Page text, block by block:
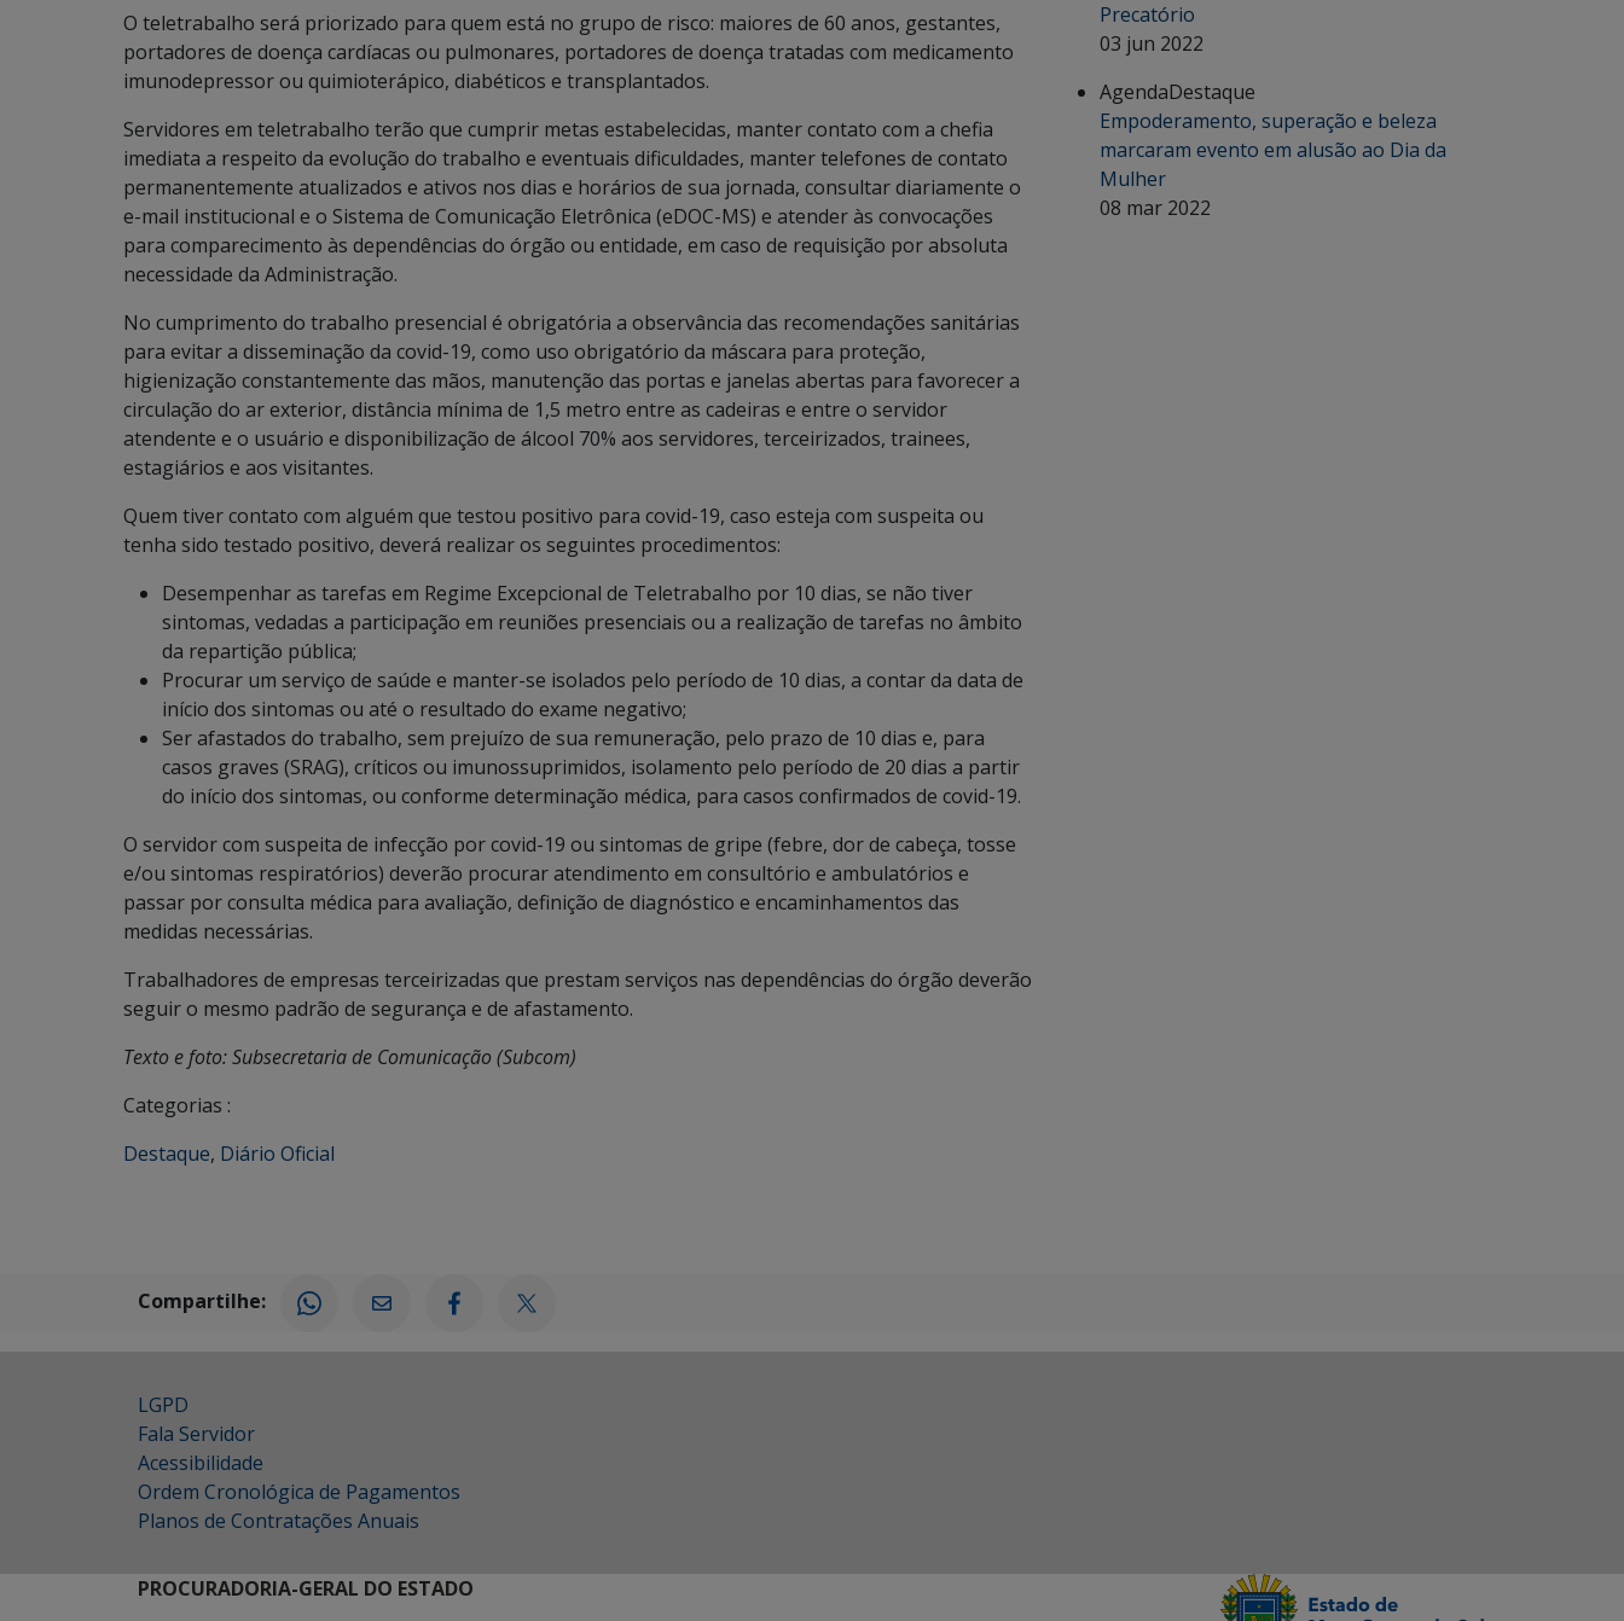
O teletrabalho será priorizado para quem está no grupo de risco: maiores de 60 anos, gestantes,
portadores de doença cardíacas ou pulmonares, portadores de doença tratadas com medicamento
imunodepressor ou quimioterápico, diabéticos e transplantados.
Servidores em teletrabalho terão que cumprir metas estabelecidas, manter contato com a chefia
imediata a respeito da evolução do trabalho e eventuais dificuldades, manter telefones de contato
permanentemente atualizados e ativos nos dias e horários de sua jornada, consultar diariamente o
e-mail institucional e o Sistema de Comunicação Eletrônica (eDOC-MS) e atender às convocações
para comparecimento às dependências do órgão ou entidade, em caso de requisição por absoluta
necessidade da Administração.
No cumprimento do trabalho presencial é obrigatória a observância das recomendações sanitárias
para evitar a disseminação da covid-19, como uso obrigatório da máscara para proteção,
higienização constantemente das mãos, manutenção das portas e janelas abertas para favorecer a
circulação do ar exterior, distância mínima de 1,5 metro entre as cadeiras e entre o servidor
atendente e o usuário e disponibilização de álcool 70% aos servidores, terceirizados, trainees,
estagiários e aos visitantes.
Quem tiver contato com alguém que testou positivo para covid-19, caso esteja com suspeita ou
tenha sido testado positivo, deverá realizar os seguintes procedimentos:
Desempenhar as tarefas em Regime Excepcional de Teletrabalho por 10 dias, se não tiver
sintomas, vedadas a participação em reuniões presenciais ou a realização de tarefas no âmbito
da repartição pública;
Procurar um serviço de saúde e manter-se isolados pelo período de 10 dias, a contar da data de
início dos sintomas ou até o resultado do exame negativo;
Ser afastados do trabalho, sem prejuízo de sua remuneração, pelo prazo de 10 dias e, para
casos graves (SRAG), críticos ou imunossuprimidos, isolamento pelo período de 20 dias a partir
do início dos sintomas, ou conforme determinação médica, para casos confirmados de covid-19.
O servidor com suspeita de infecção por covid-19 ou sintomas de gripe (febre, dor de cabeça, tosse
e/ou sintomas respiratórios) deverão procurar atendimento em consultório e ambulatórios e
passar por consulta médica para avaliação, definição de diagnóstico e encaminhamentos das
medidas necessárias.
Trabalhadores de empresas terceirizadas que prestam serviços nas dependências do órgão deverão
seguir o mesmo padrão de segurança e de afastamento.
Texto e foto: Subsecretaria de Comunicação (Subcom)
Categorias :
Destaque, Diário Oficial
Precatório
03 jun 2022
AgendaDestaque
Empoderamento, superação e beleza
marcaram evento em alusão ao Dia da
Mulher
08 mar 2022
Compartilhe:
LGPD
Fala Servidor
Acessibilidade
Ordem Cronológica de Pagamentos
Planos de Contratações Anuais
PROCURADORIA-GERAL DO ESTADO